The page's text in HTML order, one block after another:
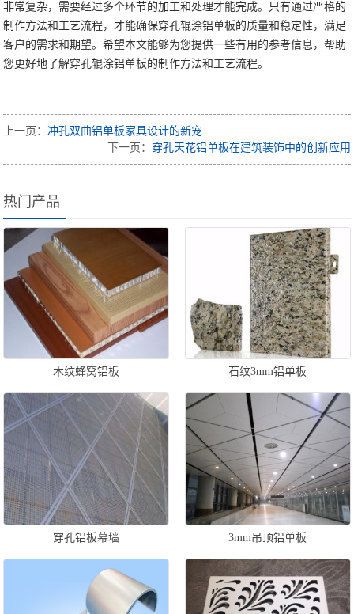
非常复杂，需要经过多个环节的加工和处理才能完成。只有通过严格的
制作方法和工艺流程，才能确保穿孔辊涂铝单板的质量和稳定性，满足
客户的需求和期望。希望本文能够为您提供一些有用的参考信息，帮助
您更好地了解穿孔辊涂铝单板的制作方法和工艺流程。
上一页：冲孔双曲铝单板家具设计的新宠
下一页： 穿孔天花铝单板在建筑装饰中的创新应用
热门产品
木纹蜂窝铝板 石纹3mm铝单板
穿孔铝板幕墙 3mm吊顶铝单板